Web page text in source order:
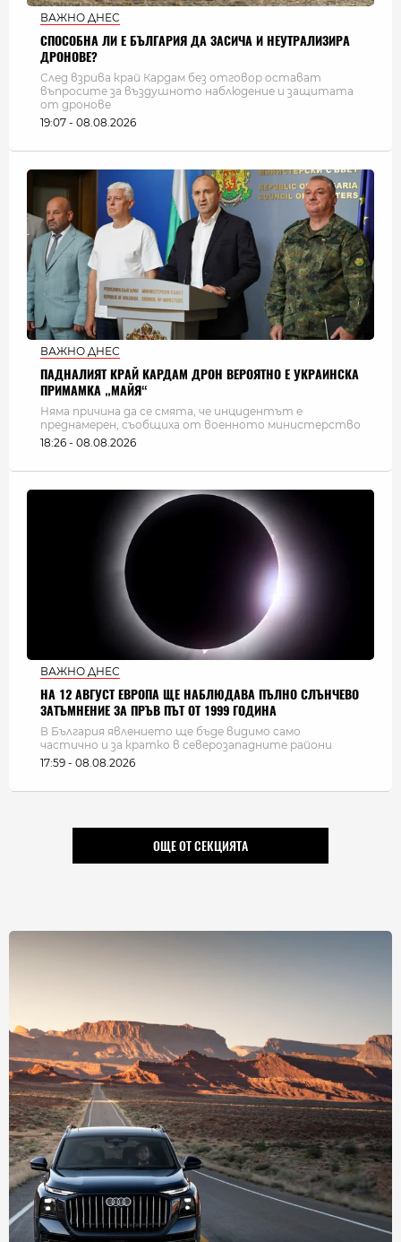
ВАЖНО ДНЕС
СПОСОБНА ЛИ Е БЪЛГАРИЯ ДА ЗАСИЧА И НЕУТРАЛИЗИРА
ДРОНОВЕ?
След взрива край Кардам без отговор остават
въпросите за въздушното наблюдение и защитата
от дронове
19:07 - 08.08.2026
ВАЖНО ДНЕС
ПАДНАЛИЯТ КРАЙ КАРДАМ ДРОН ВЕРОЯТНО Е УКРАИНСКА
ПРИМАМКА „МАЙЯ“
Няма причина да се смята, че инцидентът е
преднамерен, съобщиха от военното министерство
18:26 - 08.08.2026
ВАЖНО ДНЕС
НА 12 АВГУСТ ЕВРОПА ЩЕ НАБЛЮДАВА ПЪЛНО СЛЪНЧЕВО
ЗАТЪМНЕНИЕ ЗА ПРЪВ ПЪТ ОТ 1999 ГОДИНА
В България явлението ще бъде видимо само
частично и за кратко в северозападните райони
17:59 - 08.08.2026
ОЩЕ ОТ СЕКЦИЯТА